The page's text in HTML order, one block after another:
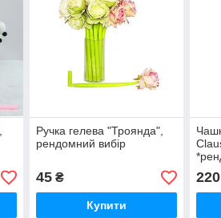
Ручка гелева "Троянда",
рендомний вибір
45₴
Купити
220